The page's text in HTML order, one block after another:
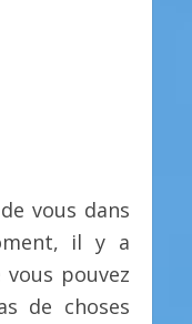
vous dans
il y a
vous pouvez
de choses